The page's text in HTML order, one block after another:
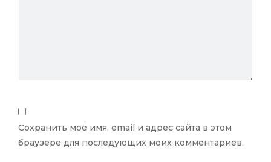
Сохранить моё имя, email и адрес сайта в этом
браузере для последующих моих комментариев.